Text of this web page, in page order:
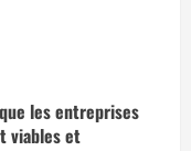
les entreprises
viables et